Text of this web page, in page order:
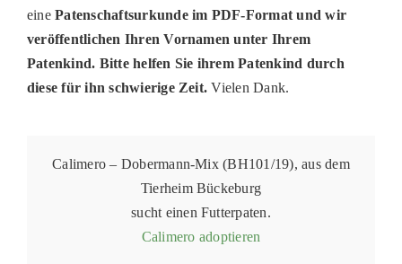
einePatenschaftsurkunde im PDF-Format und wir
veröffentlichen Ihren Vornamen unter Ihrem
Patenkind. Bitte helfen Sie ihrem Patenkind durch
diese für ihn schwierige Zeit. Vielen Dank.
Calimero – Dobermann-Mix (BH101/19), aus dem
Tierheim Bückeburg
sucht einen Futterpaten.
Calimero adoptieren